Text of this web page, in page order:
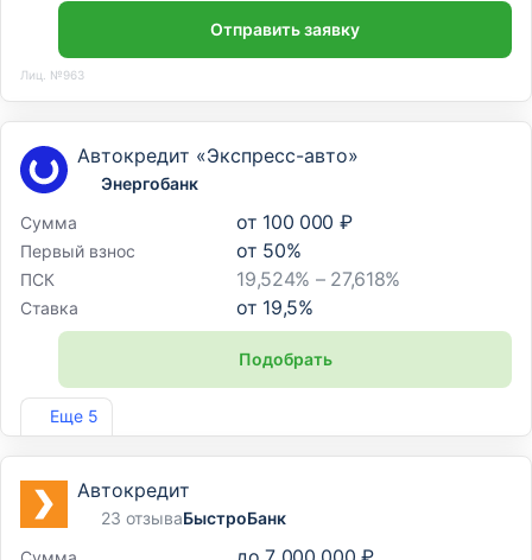
Отправить заявку
Лиц. №963
Еще 5
Автокредит «Экспресс-авто»
Энергобанк
Сумма
от 100 000 ₽
Первый взнос от 50%
ПСК 19,524% – 27,618%
Ставка от 19,5%
Подобрать
Лиц. №67
Автокредит
23 отзываБыстроБанк